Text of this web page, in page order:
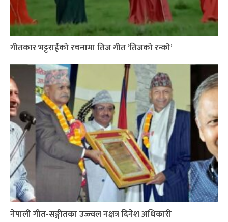
गीतकार भट्टराईको रचनामा तिज गीत ‘तिजको रन्को’
नेपाली गीत-सङ्गीतका उज्ज्वल नक्षत्र दिनेश अधिकारी